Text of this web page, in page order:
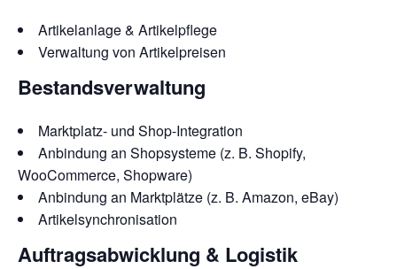
Artikelanlage & Artikelpflege
Verwaltung von Artikelpreisen
Bestandsverwaltung
Marktplatz- und Shop-Integration
Anbindung an Shopsysteme (z. B. Shopify,
WooCommerce, Shopware)
Anbindung an Marktplätze (z. B. Amazon, eBay)
Artikelsynchronisation
Auftragsabwicklung & Logistik